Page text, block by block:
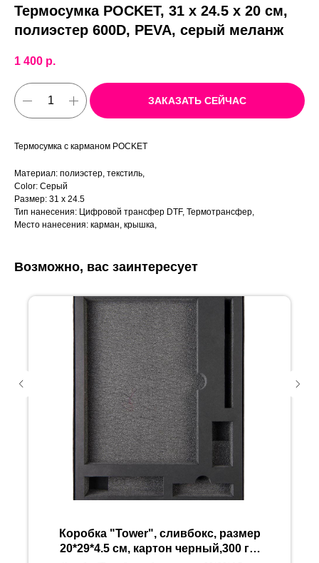
Термосумка POCKET, 31 x 24.5 x 20 см,
полиэстер 600D, PEVA, серый меланж
1 400 р.
ЗАКАЗАТЬ СЕЙЧАС
Термосумка с карманом POCKET
Материал: полиэстер, текстиль,
Color: Серый
Размер: 31 x 24.5
Тип нанесения: Цифровой трансфер DTF, Термотрансфер,
Место нанесения: карман, крышка,
Возможно, вас заинтересует
Коробка "Tower", сливбокс, размер
20*29*4.5 см, картон черный,300 гр.